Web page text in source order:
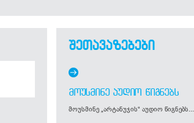
შეთავაზებები
ᲛᲝᲣᲡᲛᲘᲜᲔ ᲐᲣᲓᲘᲝ ᲬᲘᲒᲜᲔᲑᲡ
მოუსმინე „არტანუჯის“ აუდიო წიგნებს...